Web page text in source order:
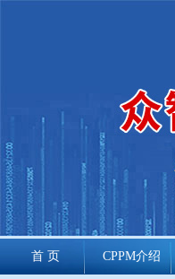
首 页 CPPM介绍